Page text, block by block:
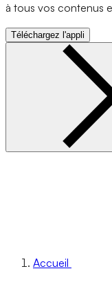
à tous vos contenus
Téléchargez l'appli
Accueil